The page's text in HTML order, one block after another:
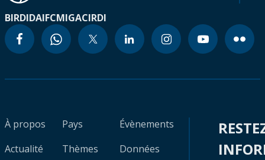
BIRDIDAIFCMIGACIRDI
À propos
Actualité
Pays
Thèmes
Évènements
Données